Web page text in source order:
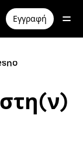
Εγγραφή